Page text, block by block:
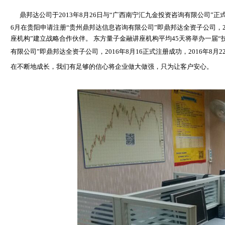
鼎邦达公司于2013年8月26日与“广西南宁汇九金投资咨询有限公司”
6月在贵阳申请注册“贵州鼎邦达信息咨询有限公司”即鼎邦达全资子公司
座机构”建立战略合作伙伴。 东方量子金融讲座机构平均45天将举办一届“
有限公司”即鼎邦达全资子公司，2016年8月16正式注册成功，2016年8
在不断地成长，我们有足够的信心将企业做大做强，只为让客户安心。